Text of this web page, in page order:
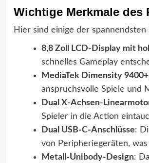
Wichtige Merkmale des
Hier sind einige der spannendsten
8,8 Zoll LCD-Display mit
schnelles Gameplay
MediaTek Dimensity
anspruchsvolle Spiele und
Dual X-Achsen-
Spieler in die Action
Dual USB-C-Anschlüsse:
von Peripheriegeräten,
Metall-Unibody-Design: